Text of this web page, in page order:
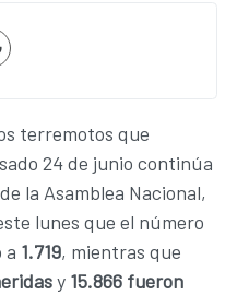
terremotos que
24 de junio continúa
la Asamblea Nacional,
lunes que el número
a 1.719, mientras que
y 15.866 fueron